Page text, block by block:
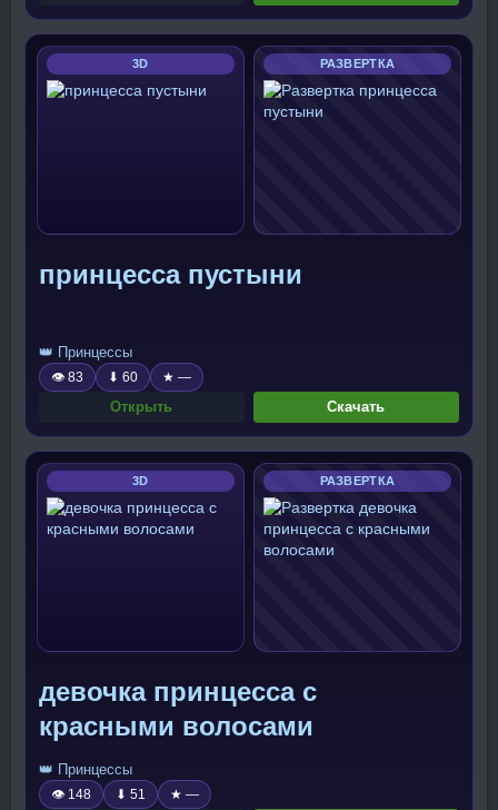
3D РАЗВЕРТКА
принцесса пустыни
👑 Принцессы
👁 83 ⬇ 60 ★ —
Открыть Скачать
3D РАЗВЕРТКА
девочка принцесса с
красными волосами
👑 Принцессы
👁 148 ⬇ 51 ★ —